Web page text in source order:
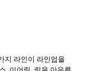
지 라인이 라인업을